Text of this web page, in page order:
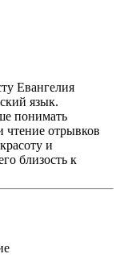
Евангелия
язык.
понимать
отрывков
и
близость к